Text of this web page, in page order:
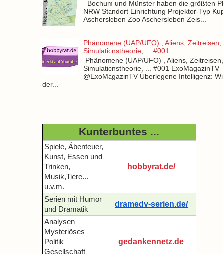
Bochum und Münster haben die größten
NRW Standort Einrichtung Projektor-Typ
Aschersleben Zoo Aschersleben Zeis...
Phänomene (UAP/UFO) , Aliens, Zeitreisen,
Simulationstheorie, ... #001
Phänomene (UAP/UFO) , Aliens, Zeitreisen,
Simulationstheorie, ... #001 ExoMagazinTV
@ExoMagazinTV Überlegene Intelligenz:
der...
Kunterbuntes ...
Spiele, Ábenteuer,
Kunst, Essen und
Trinken,
Musik,Tiere...
u.v.m.
hobbyrat.de/
Serien mit Humor
und Dramatik
dramedy-serien.de/
Analysen
Mysteriöses
Politik
Gesellschaft
gedankennetz.de